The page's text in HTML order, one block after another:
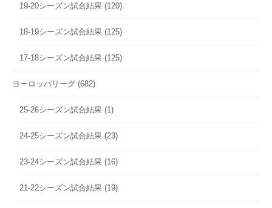
19-20シーズン試合結果 (120)
18-19シーズン試合結果 (125)
17-18シーズン試合結果 (125)
ヨーロッパリーグ (682)
25-26シーズン試合結果 (1)
24-25シーズン試合結果 (23)
23-24シーズン試合結果 (16)
21-22シーズン試合結果 (19)